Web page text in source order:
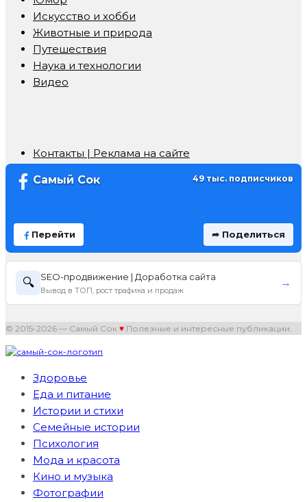
Искусство и хобби
Животные и природа
Путешествия
Наука и технологии
Видео
Контакты | Реклама на сайте
Самый Сок 49 тыс. подписчиков
Перейти ➦ Поделиться
🔍 SEO-продвижение | Доработка сайта
Вывод в ТОП, рост трафика и продаж
→
© 2015-2026 — Самый Сок ♥ Полезные и интересные публикации.
Здоровье
Еда и питание
Истории и стихи
Семейные истории
Психология
Мода и красота
Кино и музыка
Фотографии